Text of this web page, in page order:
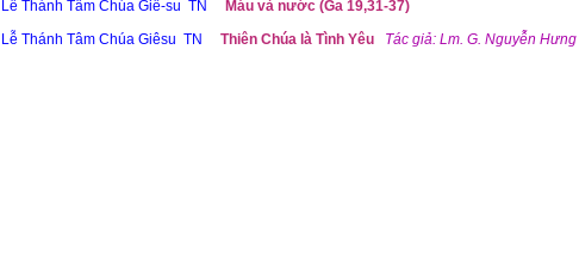
Lễ Thánh Tâm Chúa Giê-su TN
Máu và nước (Ga 19,31-37)
Lễ Thánh Tâm Chúa Giêsu TN
Thiên Chúa là Tình Yêu Tác giả: Lm. G. Nguyễn